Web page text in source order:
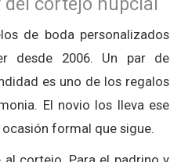
de boda personalizados
desde 2006. Un par de
es uno de los regalos
El novio los lleva ese
formal que sigue.